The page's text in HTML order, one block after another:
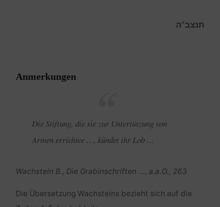
תנצב”ה
Anmerkungen
Die Stiftung, die sie zur Untertützung von
Armen errichtee …, kündet ihr Lob …
Wachstein B., Die Grabinschriften …, a.a.O., 263
Die Übersetzung Wachsteins bezieht sich auf die